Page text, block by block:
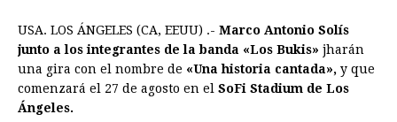
c
e
b
s
s
e
a
t
s
r
e
a
n
t
e
n
k
e
a
i
l
i
n
t
y
USA. LOS ÁNGELES (CA, EEUU) .- Marco Antonio Solís
junto a los integrantes de la banda «Los Bukis» jharán
una gira con el nombre de «Una historia cantada», y que
comenzará el 27 de agosto en el SoFi Stadium de Los
Ángeles.